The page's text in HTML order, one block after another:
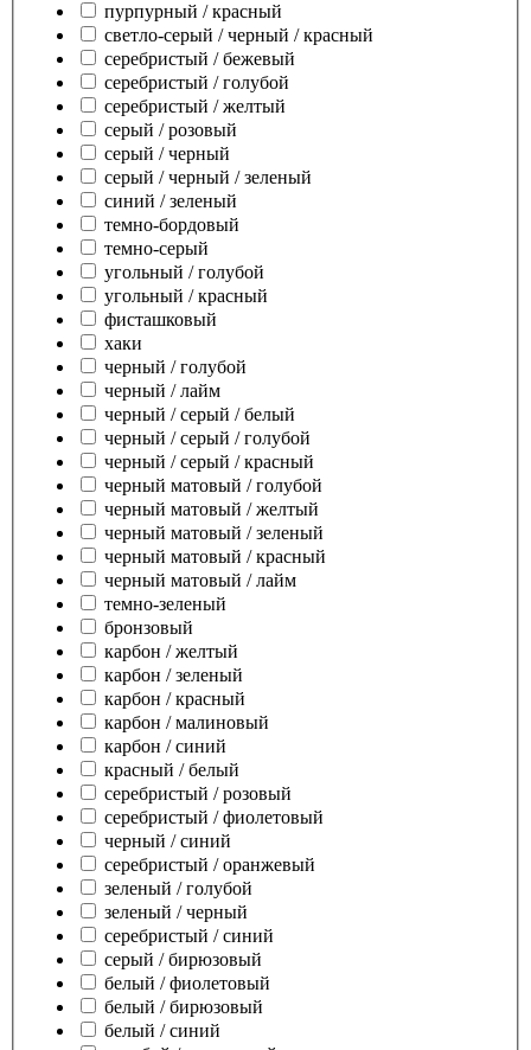
пурпурный / красный
светло-серый / черный / красный
серебристый / бежевый
серебристый / голубой
серебристый / желтый
серый / розовый
серый / черный
серый / черный / зеленый
синий / зеленый
темно-бордовый
темно-серый
угольный / голубой
угольный / красный
фисташковый
хаки
черный / голубой
черный / лайм
черный / серый / белый
черный / серый / голубой
черный / серый / красный
черный матовый / голубой
черный матовый / желтый
черный матовый / зеленый
черный матовый / красный
черный матовый / лайм
темно-зеленый
бронзовый
карбон / желтый
карбон / зеленый
карбон / красный
карбон / малиновый
карбон / синий
красный / белый
серебристый / розовый
серебристый / фиолетовый
черный / синий
серебристый / оранжевый
зеленый / голубой
зеленый / черный
серебристый / синий
серый / бирюзовый
белый / фиолетовый
белый / бирюзовый
белый / синий